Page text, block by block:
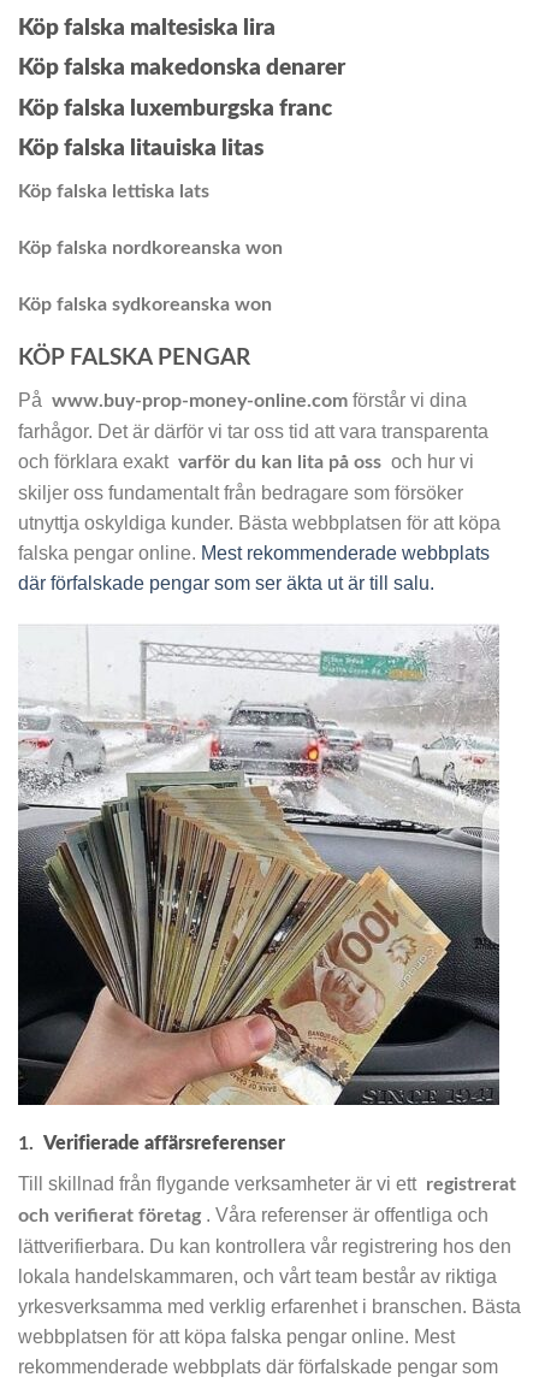
Köp falska maltesiska lira
Köp falska makedonska denarer
Köp falska luxemburgska franc
Köp falska litauiska litas
Köp falska lettiska lats
Köp falska nordkoreanska won
Köp falska sydkoreanska won
KÖP FALSKA PENGAR
På www.buy-prop-money-online.com förstår vi dina
farhågor. Det är därför vi tar oss tid att vara transparenta
och förklara exakt varför du kan lita på oss och hur vi
skiljer oss fundamentalt från bedragare som försöker
utnyttja oskyldiga kunder. Bästa webbplatsen för att köpa
falska pengar online. Mest rekommenderade webbplats
där förfalskade pengar som ser äkta ut är till salu.
1. Verifierade affärsreferenser
Till skillnad från flygande verksamheter är vi ett registrerat
och verifierat företag. Våra referenser är offentliga och
lättverifierbara. Du kan kontrollera vår registrering hos den
lokala handelskammaren, och vårt team består av riktiga
yrkesverksamma med verklig erfarenhet i branschen. Bästa
webbplatsen för att köpa falska pengar online. Mest
rekommenderade webbplats där förfalskade pengar som